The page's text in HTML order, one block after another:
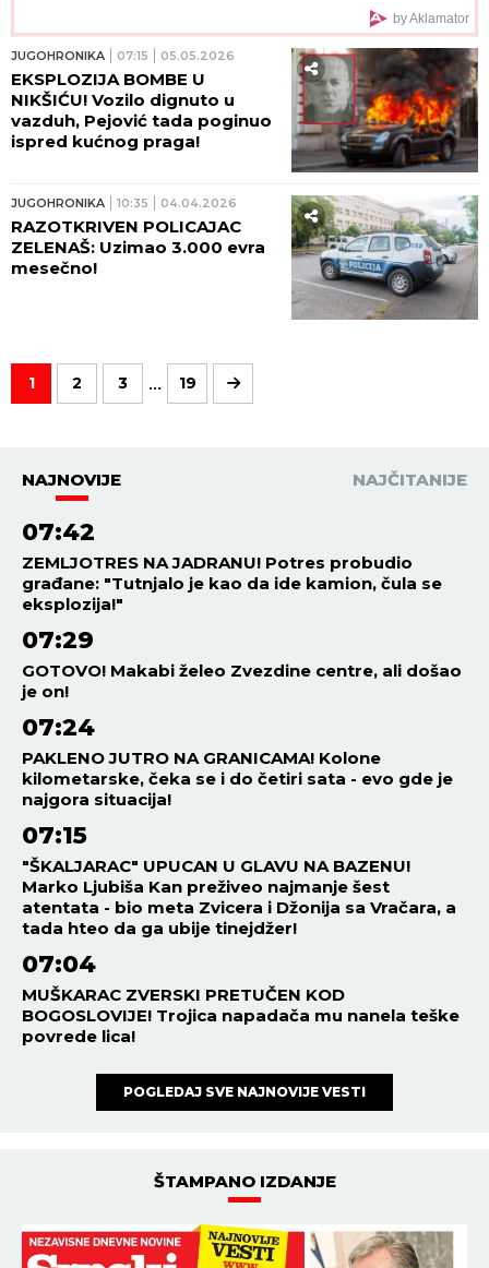
by Aklamator
JUGOHRONIKA 07:15 05.05.2026
EKSPLOZIJA BOMBE U
NIKŠIĆU! Vozilo dignuto u
vazduh, Pejović tada poginuo
ispred kućnog praga!
JUGOHRONIKA 10:35 04.04.2026
RAZOTKRIVEN POLICAJAC
ZELENAŠ: Uzimao 3.000 evra
mesečno!
1 2 3 ... 19
NAJNOVIJE NAJČITANIJE
07:42
ZEMLJOTRES NA JADRANU! Potres probudio
građane: "Tutnjalo je kao da ide kamion, čula se
eksplozija!"
07:29
GOTOVO! Makabi želeo Zvezdine centre, ali došao
je on!
07:24
PAKLENO JUTRO NA GRANICAMA! Kolone
kilometarske, čeka se i do četiri sata - evo gde je
najgora situacija!
07:15
"ŠKALJARAC" UPUCAN U GLAVU NA BAZENU!
Marko Ljubiša Kan preživeo najmanje šest
atentata - bio meta Zvicera i Džonija sa Vračara, a
tada hteo da ga ubije tinejdžer!
07:04
MUŠKARAC ZVERSKI PRETUČEN KOD
BOGOSLOVIJE! Trojica napadača mu nanela teške
povrede lica!
POGLEDAJ SVE NAJNOVIJE VESTI
ŠTAMPANO IZDANJE